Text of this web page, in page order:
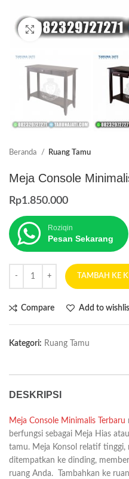
Click to enlarge
Beranda Ruang Tamu
Meja Console
Rp1.850.000
Roziqin
Pesan Sekarang
TAMBAH KE
Compare Add to
Kategori: Ruang Tamu
DESKRIPSI
Meja Console Minimalis Terbaru
berfungsi sebagai Meja Hias
tamu. Meja Konsol relatif
ditempatkan ke dinding,
ruang Anda. Tambahkan ke